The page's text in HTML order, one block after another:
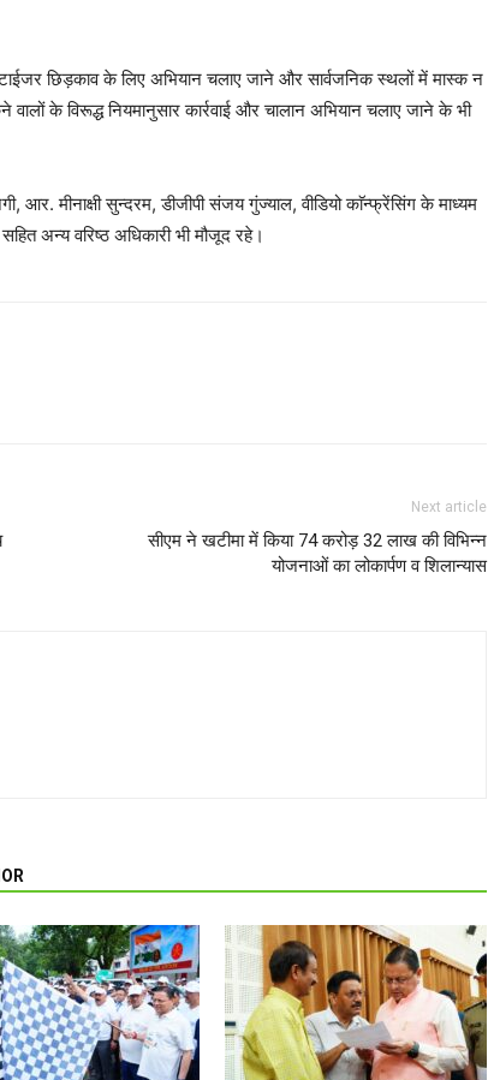
छिड़काव के लिए अभियान चलाए जाने और सार्वजनिक स्थलों में मास्क न
के विरूद्ध नियमानुसार कार्रवाई और चालान अभियान चलाए जाने के भी
मीनाक्षी सुन्दरम, डीजीपी संजय गुंज्याल, वीडियो काॅन्फ्रेंसिंग के माध्यम
अन्य वरिष्ठ अधिकारी भी मौजूद रहे।
Next article
सीएम ने खटीमा में किया 74 करोड़ 32 लाख की विभिन्न
योजनाओं का लोकार्पण व शिलान्यास